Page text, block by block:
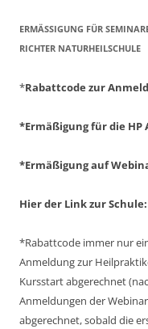
ERMÄSSIGUNG FÜR
ICHTER NATURHEILSCHULE
*Rabattcode zur
*Ermäßigung für die HP
*Ermäßigung auf
Hier der Link zur Schule:
*Rabattcode immer nur
Anmeldung zur
Kursstart abgerechnet
Anmeldungen der
abgerechnet,sobald die